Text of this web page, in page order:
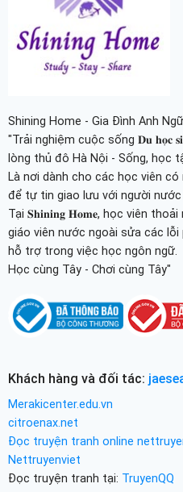
Shining Home - Gia Đình Anh Ngữ
"Trải nghiệm cuộc sống 𝐃𝐮 𝐡𝐨̣𝐜
lòng thủ đô Hà Nội - Sống, học
Là nơi dành cho các học viên
để tự tin giao lưu với người nước
Tại 𝐒𝐡𝐢𝐧𝐢𝐧𝐠 𝐇𝐨𝐦𝐞, học viên
giáo viên nước ngoài sửa các
hỗ trợ trong việc học ngôn ngữ.
Học cùng Tây - Chơi cùng Tây"
Khách hàng và đối tác:
Merakicenter.edu.vn
citroenax.net
Đọc truyện tranh online
Nettruyenviet
Đọc truyện tranh tại: TruyenQQ